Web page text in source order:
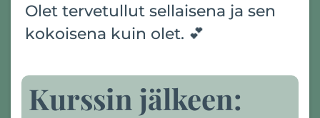
Olet tervetullut sellaisena ja sen
kokoisena kuin olet. 💕
Kurssin jälkeen: